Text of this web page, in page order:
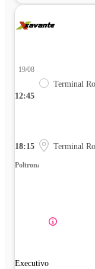
12:45
19/08
Terminal
18:15 Terminal
Poltrona
Executivo